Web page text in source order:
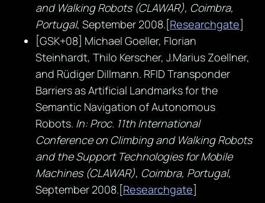
and Walking Robots (CLAWAR), Coimbra,
Portugal, September 2008.[Researchgate]
[GSK+08] Michael Goeller, Florian
Steinhardt, Thilo Kerscher, J.Marius Zoellner,
and Rüdiger Dillmann. RFID Transponder
Barriers as Artificial Landmarks for the
Semantic Navigation of Autonomous
Robots. In: Proc. 11th International
Conference on Climbing and Walking Robots
and the Support Technologies for Mobile
Machines (CLAWAR), Coimbra, Portugal,
September 2008.[Researchgate]